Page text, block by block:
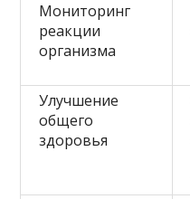
Мониторинг
реакции
организма
Улучшение
общего
здоровья